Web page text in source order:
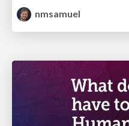
nmsamuel